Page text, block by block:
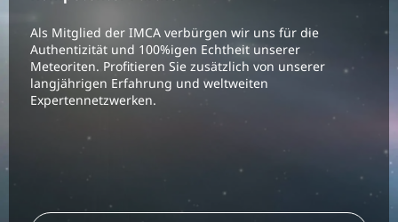
Als Mitglied der IMCA verbürgen wir uns für die
Authentizität und 100%igen Echtheit unserer
Meteoriten. Profitieren Sie zusätzlich von unserer
langjährigen Erfahrung und weltweiten
Expertennetzwerken.